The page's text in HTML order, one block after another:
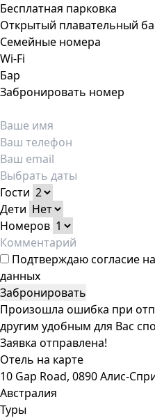
Бесплатная парковка
Открытый плавательный
Семейные номера
Wi-Fi
Бар
Забронировать номер
Гости
Дети
Номеров
Подтверждаюсогласие
данных
Забронировать
Произошла ошибка при
другим удобным для Вас
Заявка отправлена!
Отель на карте
10 Gap Road, 0890 Алис-
Австралия
Туры